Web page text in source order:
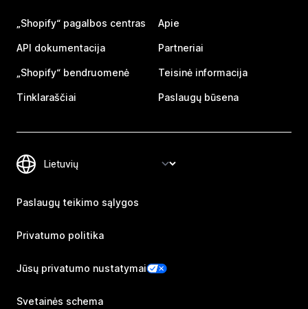
„Shopify“ pagalbos centras
API dokumentacija
„Shopify“ bendruomenė
Tinklaraščiai
Apie
Partneriai
Teisinė informacija
Paslaugų būsena
Paslaugų teikimo sąlygos
Privatumo politika
Jūsų privatumo nustatymai
Svetainės schema